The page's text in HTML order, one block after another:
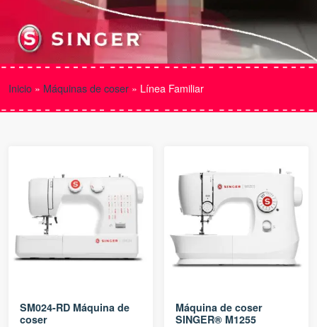
Inicio » Máquinas de coser » Línea Familiar
SM024-RD Máquina de
coser
Máquina de coser
SINGER® M1255